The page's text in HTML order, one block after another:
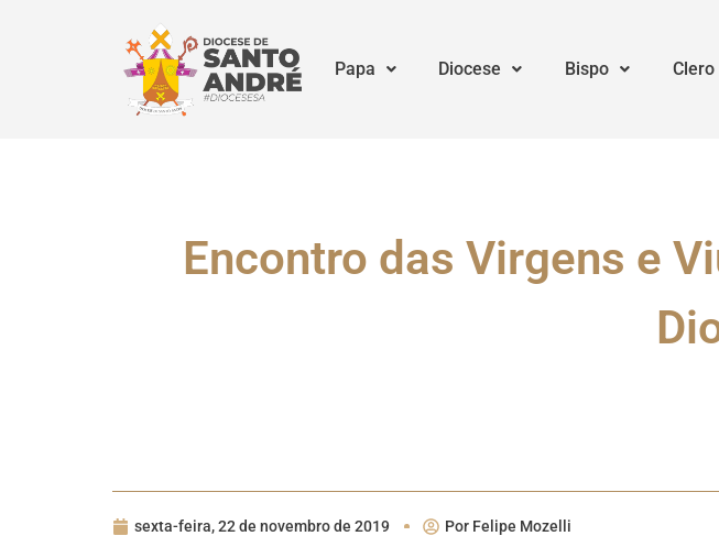
Papa Diocese Bispo Clero
Encontro das Virgens e
sexta-feira, 22 de novembro de 2019 Por Felipe Mozelli